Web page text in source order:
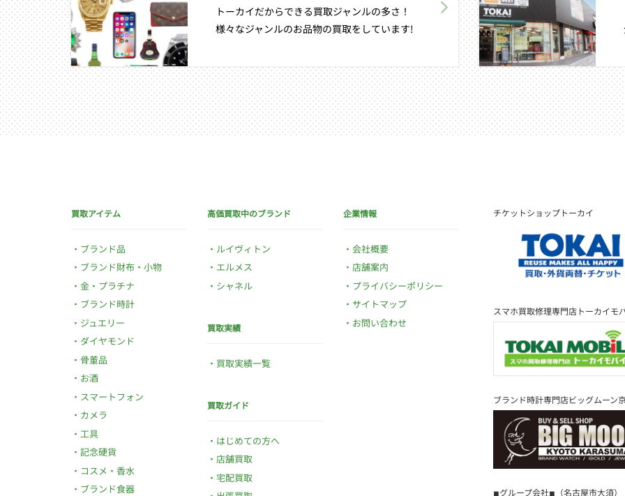
トーカイだからできる買取ジャンルの多さ！
様々なジャンルのお品物の買取をしています!
買取アイテム
ブランド品
ブランド財布・小物
金・プラチナ
ブランド時計
ジュエリー
ダイヤモンド
骨董品
お酒
スマートフォン
カメラ
工具
記念硬貨
コスメ・香水
ブランド食器
高価買取中のブランド
ルイヴィトン
エルメス
シャネル
買取実績
買取実績一覧
買取ガイド
はじめての方へ
店舗買取
宅配買取
企業情報
会社概要
店舗案内
プライバシーポリシー
サイトマップ
お問い合わせ
チケットショップトーカイ
スマホ買取修理専門店トーカイモ
ブランド時計専門店ビッグムーン
◾︎グループ会社◾︎（名古屋市大須）